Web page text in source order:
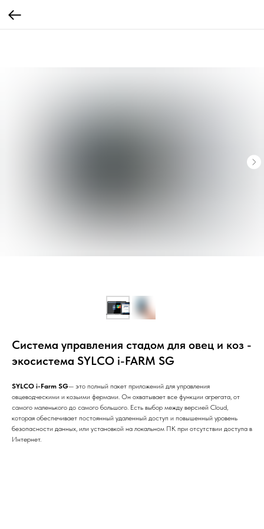
Система управления стадом для овец и коз -
экосистема SYLCO i-FARM SG
SYLCO i-Farm SG— это полный пакет приложений для управления
овцеводческими и козьими фермами. Он охватывает все функции агрегата, от
самого маленького до самого большого. Есть выбор между версией Cloud,
которая обеспечивает постоянный удаленный доступ и повышенный уровень
безопасности данных, или установкой на локальном ПК при отсутствии доступа в
Интернет.